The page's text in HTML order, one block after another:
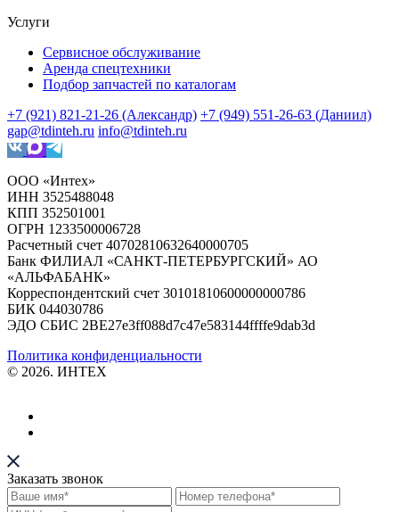
Услуги
Сервисное обслуживание
Аренда спецтехники
Подбор запчастей по каталогам
+7 (921) 821-21-26 (Александр) +7 (949) 551-26-63 (Даниил)
gap@tdinteh.ru info@tdinteh.ru
ООО «Интех»
ИНН 3525488048
КПП 352501001
ОГРН 1233500006728
Расчетный счет 40702810632640000705
Банк ФИЛИАЛ «САНКТ-ПЕТЕРБУРГСКИЙ» АО
«АЛЬФАБАНК»
Корреспондентский счет 30101810600000000786
БИК 044030786
ЭДО СБИС 2BE27e3ff088d7c47e583144ffffe9dab3d
Политика конфиденциальности
© 2026. ИНТЕХ
Заказать звонок